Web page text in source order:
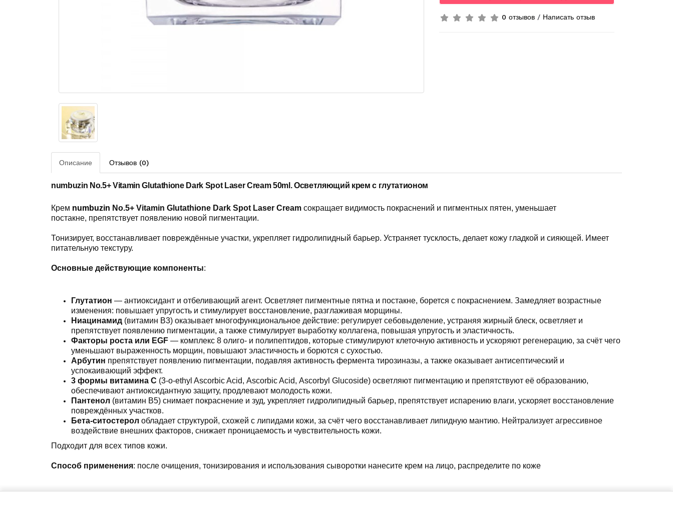
0 отзывов / Написать отзыв
Описание Отзывов (0)
numbuzin No.5+ Vitamin Glutathione Dark Spot Laser Cream 50ml.Осветляющий крем с глутатионом
Крем numbuzin No.5+ Vitamin Glutathione Dark Spot Laser Cream сокращает видимость покраснений и пигментных пятен, уменьшает
постакне, препятствует появлению новой пигментации.
Тонизирует, восстанавливает повреждённые участки, укрепляет гидролипидный барьер. Устраняет тусклость, делает кожу гладкой и сияющей. Имеет
питательную текстуру.
Основные действующие компоненты:
Глутатион — антиоксидант и отбеливающий агент. Осветляет пигментные пятна и постакне, борется с покраснением. Замедляет возрастные
изменения: повышает упругость и стимулирует восстановление, разглаживая морщины.
Ниацинамид (витамин B3) оказывает многофункциональное действие: регулирует себовыделение, устраняя жирный блеск, осветляет и
препятствует появлению пигментации, а также стимулирует выработку коллагена, повышая упругость и эластичность.
Факторы роста или EGF — комплекс 8 олиго- и полипептидов, которые стимулируют клеточную активность и ускоряют регенерацию, за счёт чего
уменьшают выраженность морщин, повышают эластичность и борются с сухостью.
Арбутин препятствует появлению пигментации, подавляя активность фермента тирозиназы, а также оказывает антисептический и
успокаивающий эффект.
3 формы витамина C (3-o-ethyl Ascorbic Acid, Ascorbic Acid, Ascorbyl Glucoside) осветляют пигментацию и препятствуют её образованию,
обеспечивают антиоксидантную защиту, продлевают молодость кожи.
Пантенол (витамин B5) снимает покраснение и зуд, укрепляет гидролипидный барьер, препятствует испарению влаги, ускоряет восстановление
повреждённых участков.
Бета-ситостерол обладает структурой, схожей с липидами кожи, за счёт чего восстанавливает липидную мантию. Нейтрализует агрессивное
воздействие внешних факторов, снижает проницаемость и чувствительность кожи.
Подходит для всех типов кожи.
Способ применения: после очищения, тонизирования и использования сыворотки нанесите крем на лицо, распределите по коже